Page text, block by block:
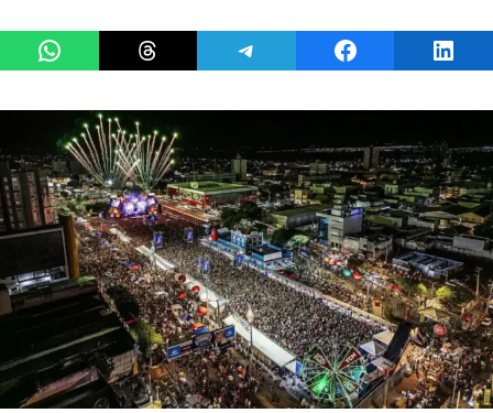
Share on WhatsAppShare on ThreadsShare on TelegramShare on Facebook